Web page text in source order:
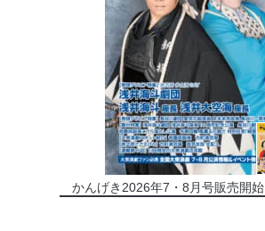
かんげき2026年7・8月号販売開始